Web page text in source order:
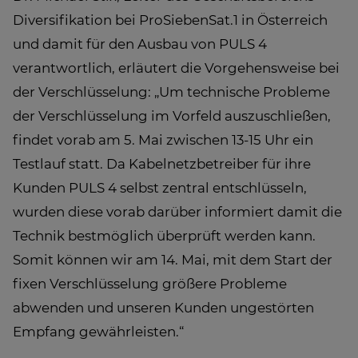
Diversifikation bei ProSiebenSat.1 in Österreich
und damit für den Ausbau von PULS 4
verantwortlich, erläutert die Vorgehensweise bei
der Verschlüsselung: „Um technische Probleme
der Verschlüsselung im Vorfeld auszuschließen,
findet vorab am 5. Mai zwischen 13-15 Uhr ein
Testlauf statt. Da Kabelnetzbetreiber für ihre
Kunden PULS 4 selbst zentral entschlüsseln,
wurden diese vorab darüber informiert damit die
Technik bestmöglich überprüft werden kann.
Somit können wir am 14. Mai, mit dem Start der
fixen Verschlüsselung größere Probleme
abwenden und unseren Kunden ungestörten
Empfang gewährleisten.“